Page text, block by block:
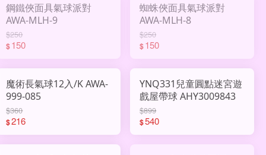
鋼鐵俠面具氣球派對
AWA-MLH-9
$250
$150
蜘蛛俠面具氣球派對
AWA-MLH-8
$250
$150
魔術長氣球12入/K AWA-
999-085
$360
$216
YNQ331兒童圓點迷宮遊
戲屋帶球 AHY3009843
$899
$540